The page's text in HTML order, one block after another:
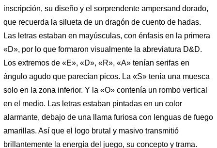
inscripción, su diseño y el sorprendente ampersand dorado,
que recuerda la silueta de un dragón de cuento de hadas.
Las letras estaban en mayúsculas, con énfasis en la primera
«D», por lo que formaron visualmente la abreviatura D&D.
Los extremos de «E», «D», «R», «A» tenían serifas en
ángulo agudo que parecían picos. La «S» tenía una muesca
solo en la zona inferior. Y la «O» contenía un rombo vertical
en el medio. Las letras estaban pintadas en un color
alarmante, debajo de una llama furiosa con lenguas de fuego
amarillas. Así que el logo brutal y masivo transmitió
brillantemente la energía del juego, su concepto y trama.